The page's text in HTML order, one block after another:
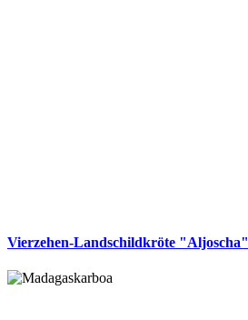
Vierzehen-Landschildkröte "Aljoscha"